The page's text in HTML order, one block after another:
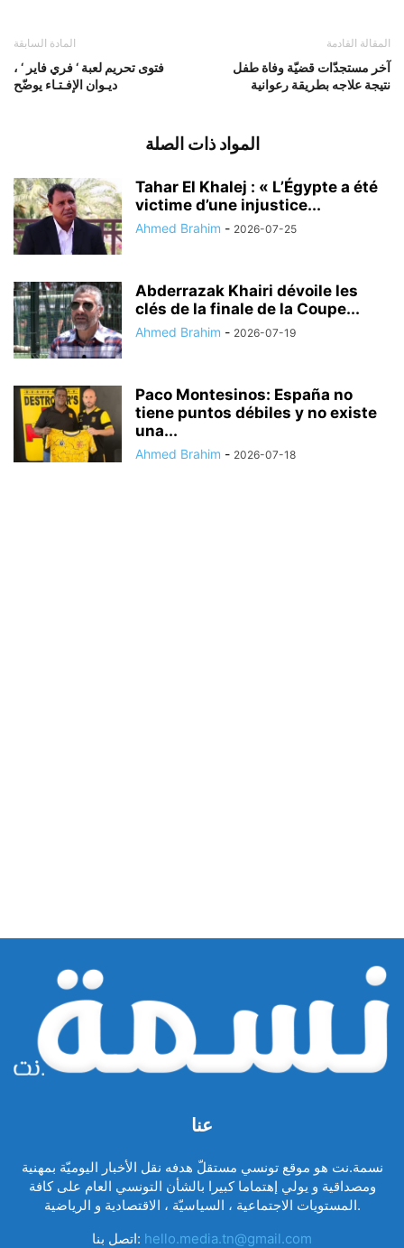
المادة السابقة
فتوى تحريم لعبة ‘ فري فاير ‘ ،
ديـوان الإفـتـاء يوضّح
المقالة القادمة
آخر مستجدّات قضيّة وفاة طفل
نتيجة علاجه بطريقة رعوانية
المواد ذات الصلة
Tahar El Khalej : « L’Égypte a été
victime d’une injustice...
Ahmed Brahim - 2026-07-25
Abderrazak Khairi dévoile les
clés de la finale de la Coupe...
Ahmed Brahim - 2026-07-19
Paco Montesinos: España no
tiene puntos débiles y no existe
una...
Ahmed Brahim - 2026-07-18
عنا
نسمة.نت هو موقع تونسي مستقلّ هدفه نقل الأخبار اليوميّة بمهنية
ومصداقية و يولي إهتماما كبيرا بالشأن التونسي العام على كافة
المستويات الاجتماعية ، السياسيّة ، الاقتصادية و الرياضية.
اتصل بنا: hello.media.tn@gmail.com